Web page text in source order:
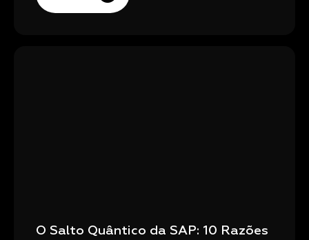
O Salto Quântico da SAP: 10 Razões